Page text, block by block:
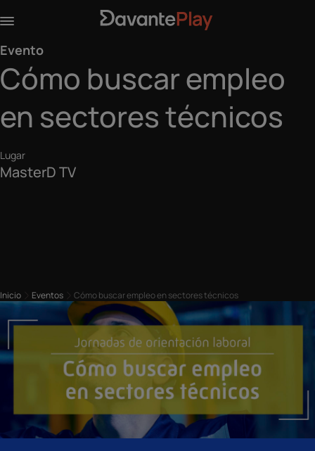
Evento
Cómo buscar empleo
en sectores técnicos
Lugar
MasterD TV
Inicio Eventos Cómo buscar empleo en sectores técnicos